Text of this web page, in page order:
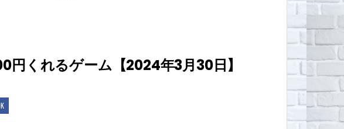
円くれるゲーム【2024年3月30日】